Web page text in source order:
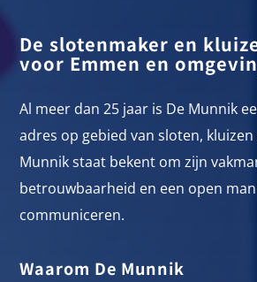
De slotenmaker en
voor Emmen en
Al meer dan 25 jaar is De Munnik
adres op gebied van sloten,
Munnik staat bekent om zijn
betrouwbaarheid en een open
communiceren.
Waarom De Munnik